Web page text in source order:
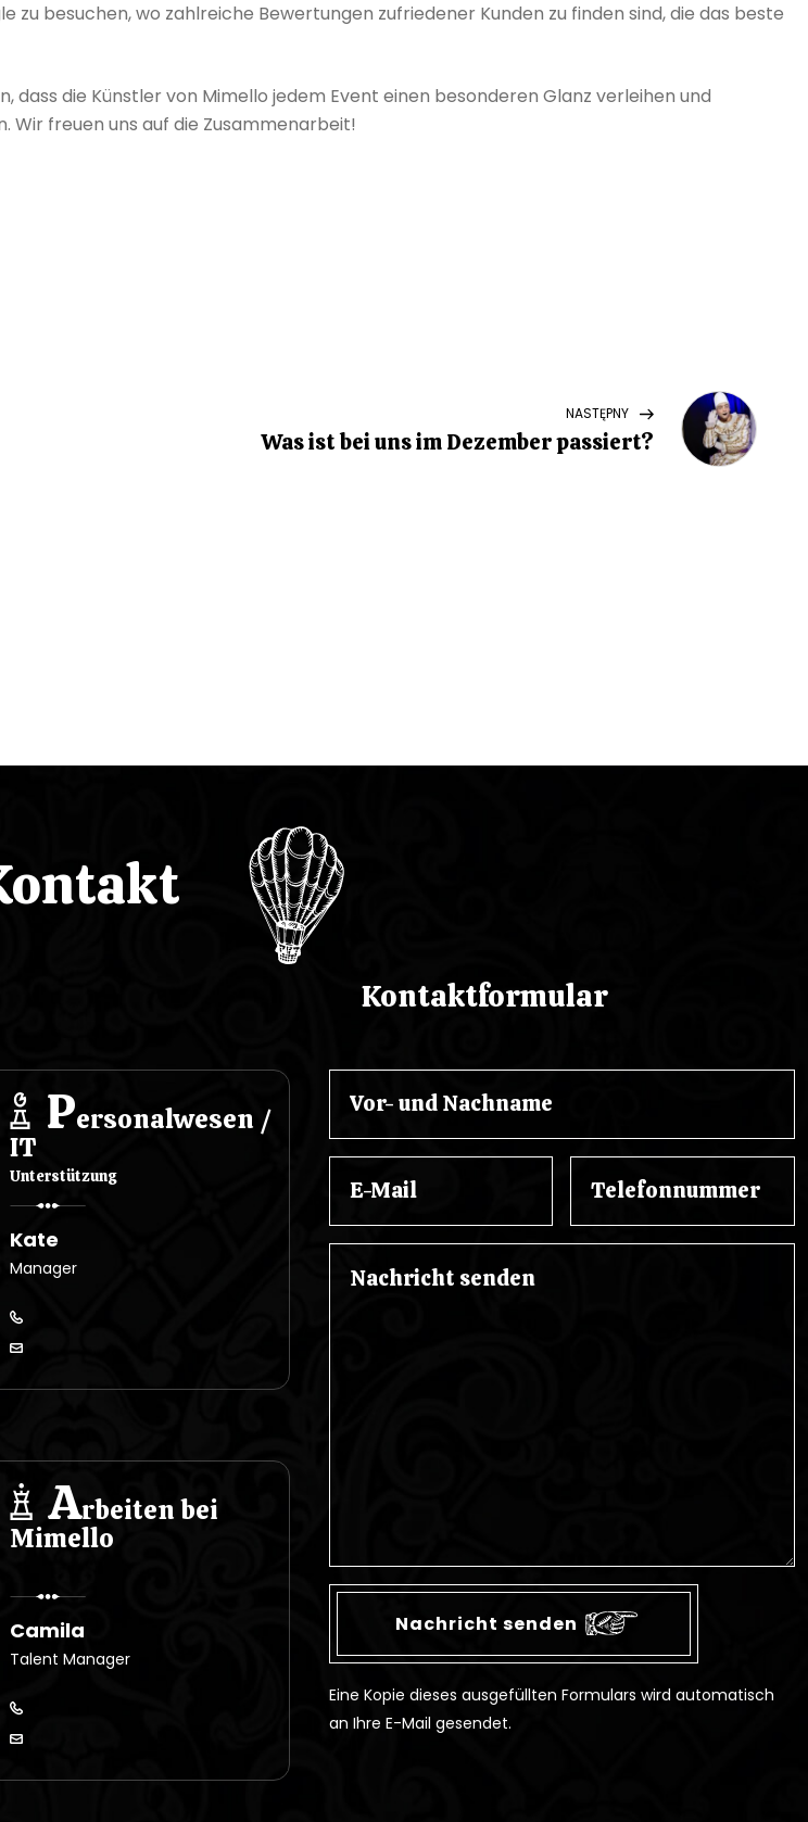
zu besuchen, wo zahlreiche Bewertungen zufriedener Kunden zu finden sind, die das beste
dass die Künstler von Mimello jedem Event einen besonderen Glanz verleihen und
Wir freuen uns auf die Zusammenarbeit!
Post
NASTĘPNY
Was ist bei uns im Dezember passiert?
Personalwesen /
IT
Unterstützung
Kate
Manager
Arbeiten bei
Mimello
Camila
Talent Manager
Kontaktformular
Eine Kopie dieses ausgefüllten Formulars wird automatisch
an Ihre E-Mail gesendet.